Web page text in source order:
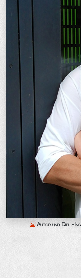
Autor und Dipl.-